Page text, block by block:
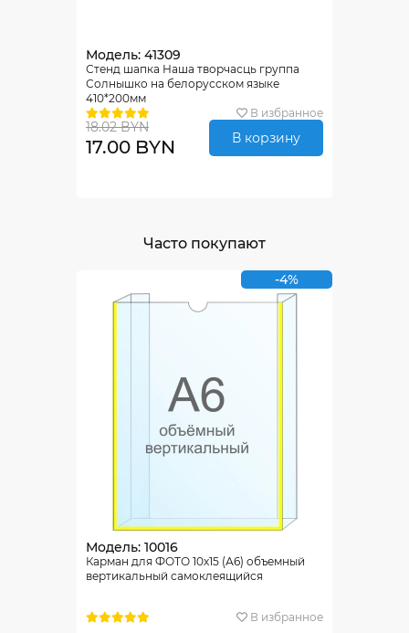
Модель: 41309
Стенд шапка Наша творчасць группа
Солнышко на белорусском языке
410*200мм
В избранное
18.02 BYN
17.00 BYN В корзину
Часто покупают
-4%
Модель: 10016
Карман для ФОТО 10х15 (А6) объемный
вертикальный самоклеящийся
В избранное